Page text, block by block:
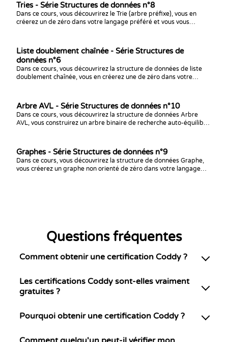
Tries - Série Structures de données n°8
Dans ce cours, vous découvrirez le Trie (arbre préfixe), vous en
créerez un de zéro dans votre langage préféré et vous vous
Liste doublement chaînée - Série Structures de
données n°6
Dans ce cours, vous découvrirez la structure de données de liste
doublement chaînée, vous en créerez une de zéro dans votre
Arbre AVL - Série Structures de données n°10
Dans ce cours, vous découvrirez la structure de données Arbre
AVL, vous construirez un arbre binaire de recherche auto-équilibré
Graphes - Série Structures de données n°9
Dans ce cours, vous découvrirez la structure de données Graphe,
vous créerez un graphe non orienté de zéro dans votre langage
Questions fréquentes
Comment obtenir une certification Coddy ?
Les certifications Coddy sont-elles vraiment
gratuites ?
Pourquoi obtenir une certification Coddy ?